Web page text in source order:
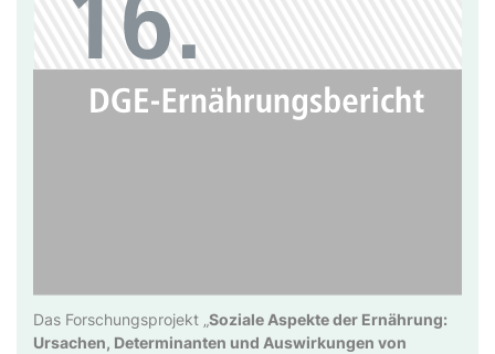
Das Forschungsprojekt „ Soziale Aspekte der Ernährung:
Ursachen, Determinanten und Auswirkungen von